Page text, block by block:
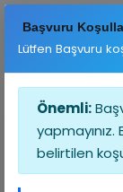
Başvuru
Lütfen Başvuru
Önemli:
belirtilen